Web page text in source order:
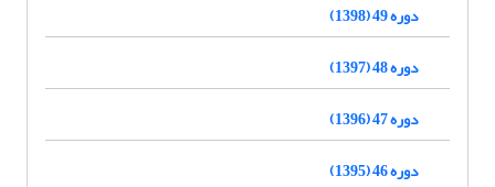
دوره 49 (1398)
دوره 48 (1397)
دوره 47 (1396)
دوره 46 (1395)